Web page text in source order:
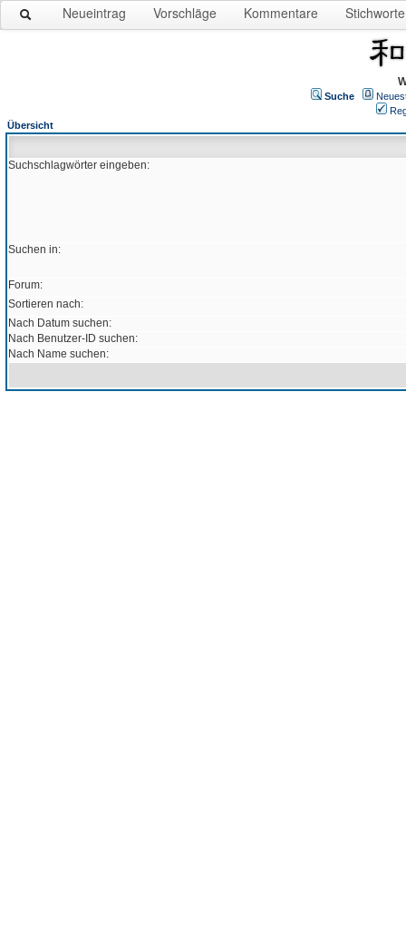
Neueintrag Vorschläge Kommentare Stichworte
Suche
Übersicht
Suchschlagwörter eingeben:
Suchen in:
Forum:
Sortieren nach:
Nach Datum suchen:
Nach Benutzer-ID suchen:
Nach Name suchen: